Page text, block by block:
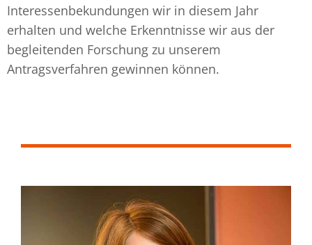
Interessenbekundungen wir in diesem Jahr
erhalten und welche Erkenntnisse wir aus der
begleitenden Forschung zu unserem
Antragsverfahren gewinnen können.